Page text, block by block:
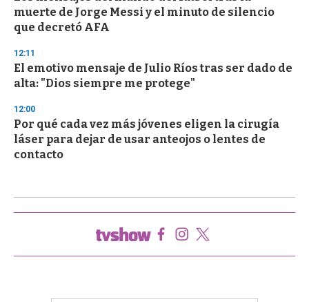
muerte de Jorge Messi y el minuto de silencio
que decretó AFA
12:11
El emotivo mensaje de Julio Ríos tras ser dado de
alta: "Dios siempre me protege"
12:00
Por qué cada vez más jóvenes eligen la cirugía
láser para dejar de usar anteojos o lentes de
contacto